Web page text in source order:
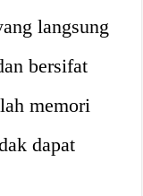
langsung
bersifat
memori
dapat